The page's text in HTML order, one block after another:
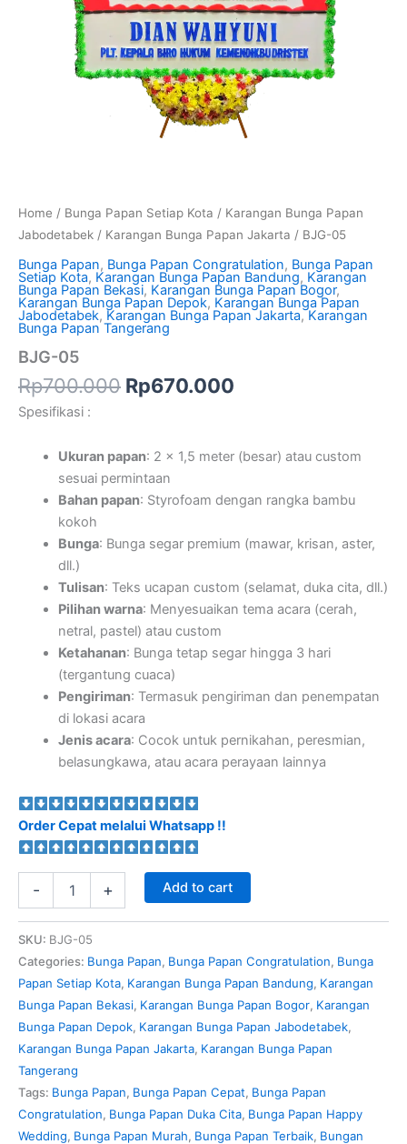
Home / Bunga Papan Setiap Kota / Karangan Bunga Papan
Jabodetabek / Karangan Bunga Papan Jakarta / BJG-05
Bunga Papan, Bunga Papan Congratulation, Bunga Papan
Setiap Kota, Karangan Bunga Papan Bandung, Karangan
Bunga Papan Bekasi, Karangan Bunga Papan Bogor,
Karangan Bunga Papan Depok, Karangan Bunga Papan
Jabodetabek, Karangan Bunga Papan Jakarta,Karangan
Bunga Papan Tangerang
BJG-05
Rp700.000 Rp670.000
Spesifikasi :
Ukuran papan: 2 x 1,5 meter (besar) atau custom
sesuai permintaan
Bahan papan: Styrofoam dengan rangka bambu
kokoh
Bunga: Bunga segar premium (mawar, krisan, aster,
dll.)
Tulisan: Teks ucapan custom (selamat, duka cita, dll.)
Pilihan warna: Menyesuaikan tema acara (cerah,
netral, pastel) atau custom
Ketahanan: Bunga tetap segar hingga 3 hari
(tergantung cuaca)
Pengiriman: Termasuk pengiriman dan penempatan
di lokasi acara
Jenis acara: Cocok untuk pernikahan, peresmian,
belasungkawa, atau acara perayaan lainnya
Order Cepat melalui Whatsapp !!
- + Add to cart
SKU: BJG-05
Categories: Bunga Papan, Bunga Papan Congratulation, Bunga
Papan Setiap Kota, Karangan Bunga Papan Bandung, Karangan
Bunga Papan Bekasi, Karangan Bunga Papan Bogor, Karangan
Bunga Papan Depok, Karangan Bunga Papan Jabodetabek,
Karangan Bunga Papan Jakarta, Karangan Bunga Papan
Tangerang
Tags: Bunga Papan, Bunga Papan Cepat, Bunga Papan
Congratulation, Bunga Papan Duka Cita, Bunga Papan Happy
Wedding, Bunga Papan Murah, Bunga Papan Terbaik, Bungan